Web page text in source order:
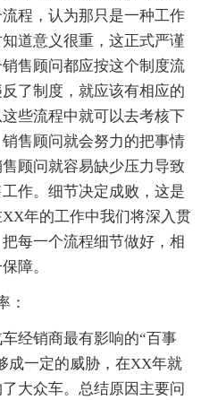
程，认为那只是一种工作
道意义很重，这正式严谨
售顾问都应按这个制度流
了制度，就应该有相应的
些流程中就可以去考核下
售顾问就会努力的把事情
顾问就容易缺少压力导致
作。细节决定成败，这是
年的工作中我们将深入贯
每一个流程细节做好，相
障。
：
经销商最有影响的“百事
成一定的威胁，在XX年就
大众车。总结原因主要问